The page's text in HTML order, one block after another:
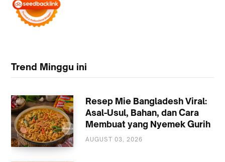
Trend Minggu ini
Resep Mie Bangladesh Viral:
Asal-Usul, Bahan, dan Cara
Membuat yang Nyemek Gurih
AUGUST 03, 2026